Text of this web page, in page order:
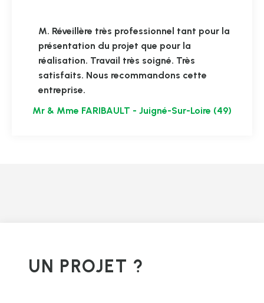
M. Réveillère très professionnel tant pour la
présentation du projet que pour la
réalisation. Travail très soigné. Très
satisfaits. Nous recommandons cette
entreprise.
Mr & Mme FARIBAULT - Juigné-Sur-Loire (49)
UN PROJET ?